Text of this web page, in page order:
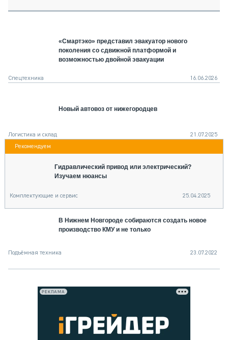
СТАТЬИ ПО КАТЕГОРИЯМ ТЕХНИКИ
«Смартэко» представил эвакуатор нового
поколения со сдвижной платформой и
возможностью двойной эвакуации
Спецтехника 16.06.2026
Новый автовоз от нижегородцев
Логистика и склад 21.07.2025
Гидравлический привод или электрический?
Изучаем нюансы
Комплектующие и сервис 25.04.2025
В Нижнем Новгороде собираются создать новое
производство КМУ и не только
Подъёмная техника 23.07.2022
РЕКЛАМА